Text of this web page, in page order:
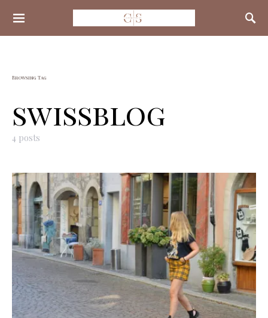
Search for:
Browsing Tag
swissblog
4 posts